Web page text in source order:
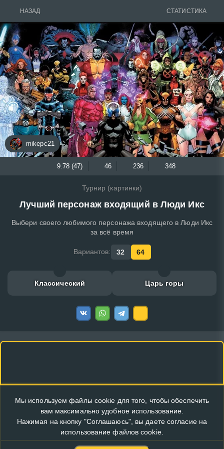
НАЗАД СТАТИСТИКА
mikepc21
9.78 (47) 46 236 348
Турнир (картинки)
Лучший персонаж входящий в Люди Икс
Выбери своего любимого персонажа входящего в Люди Икс
за всё время
Вариантов: 32 64
Классический Царь горы
Мы используем файлы cookie для того, чтобы обеспечить
вам максимально удобное использование.
Нажимая на кнопку "Соглашаюсь", вы даете согласие на
использование файлов cookie.